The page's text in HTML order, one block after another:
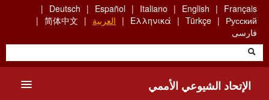
Skip
main
content
Français
English
Italiano
Español
Deutsch
Русский
Türkçe
Ελληνικά العربية
简体中文
فارسی
الإتحاد الشيوعي الأممي